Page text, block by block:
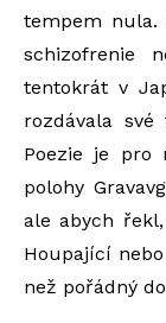
tempem nula.
schizofrenie
tentokrát v
rozdávala
Poezie je pro
polohy
ale abych
Houpající
než pořádný